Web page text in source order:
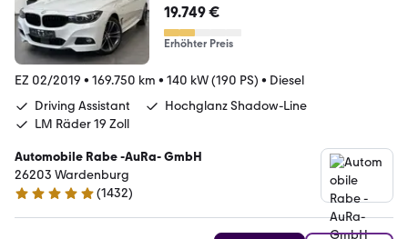
19.749 €
Erhöhter Preis
EZ 02/2019 • 169.750 km • 140 kW (190 PS) • Diesel
Driving Assistant
Hochglanz Shadow-Line
LM Räder 19 Zoll
Automobile Rabe -AuRa- GmbH
26203 Wardenburg
4.9 Sterne
(1432)